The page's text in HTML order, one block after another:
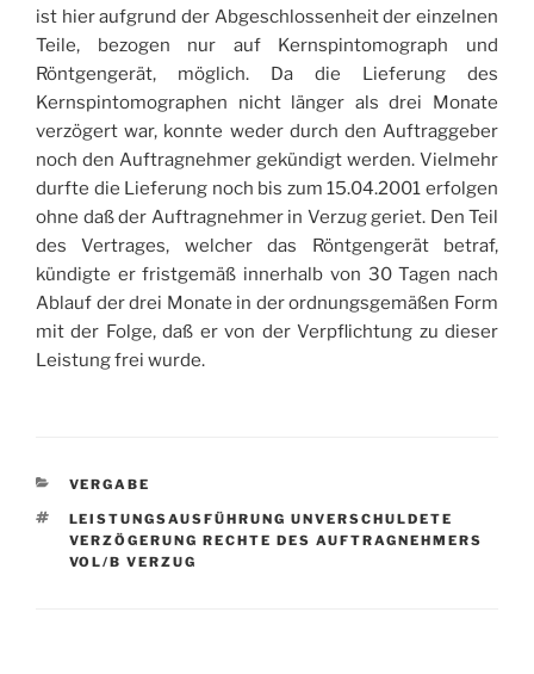
ist hier aufgrund der Abgeschlossenheit der einzelnen
Teile, bezogen nur auf Kernspintomograph und
Röntgengerät, möglich. Da die Lieferung des
Kernspintomographen nicht länger als drei Monate
verzögert war, konnte weder durch den Auftraggeber
noch den Auftragnehmer gekündigt werden. Vielmehr
durfte die Lieferung noch bis zum 15.04.2001 erfolgen
ohne daß der Auftragnehmer in Verzug geriet. Den Teil
des Vertrages, welcher das Röntgengerät betraf,
kündigte er fristgemäß innerhalb von 30 Tagen nach
Ablauf der drei Monate in der ordnungsgemäßen Form
mit der Folge, daß er von der Verpflichtung zu dieser
Leistung frei wurde.
KATEGORIEN
VERGABE
SCHLAGWÖRTER
LEISTUNGSAUSFÜHRUNG UNVERSCHULDETE
VERZÖGERUNG RECHTE DES AUFTRAGNEHMERS
VOL/B VERZUG